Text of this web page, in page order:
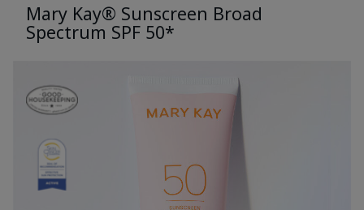
Mary Kay® Sunscreen Broad
Spectrum SPF 50*